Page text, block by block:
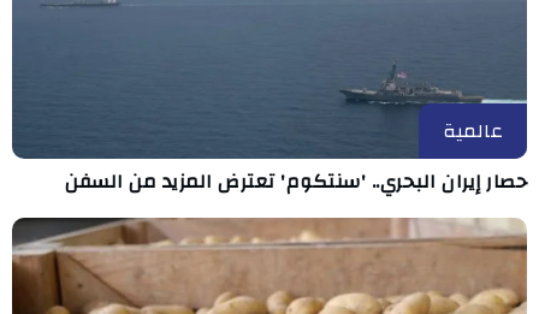
عالمية
حصار إيران البحري.. 'سنتكوم' تعترض المزيد من السفن